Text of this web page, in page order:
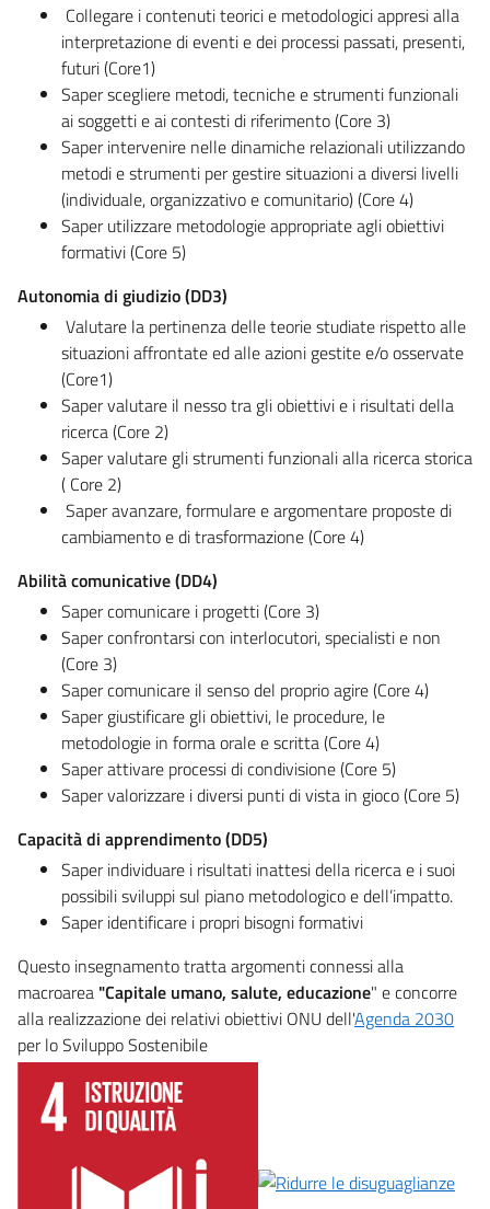
Collegare i contenuti teorici e metodologici appresi alla
interpretazione di eventi e dei processi passati, presenti,
futuri (Core1)
Saper scegliere metodi, tecniche e strumenti funzionali
ai soggetti e ai contesti di riferimento (Core 3)
Saper intervenire nelle dinamiche relazionali utilizzando
metodi e strumenti per gestire situazioni a diversi livelli
(individuale, organizzativo e comunitario) (Core 4)
Saper utilizzare metodologie appropriate agli obiettivi
formativi (Core 5)
Autonomia di giudizio (DD3)
Valutare la pertinenza delle teorie studiate rispetto alle
situazioni affrontate ed alle azioni gestite e/o osservate
(Core1)
Saper valutare il nesso tra gli obiettivi e i risultati della
ricerca (Core 2)
Saper valutare gli strumenti funzionali alla ricerca storica
( Core 2)
Saper avanzare, formulare e argomentare proposte di
cambiamento e di trasformazione (Core 4)
Abilità comunicative (DD4)
Saper comunicare i progetti (Core 3)
Saper confrontarsi con interlocutori, specialisti e non
(Core 3)
Saper comunicare il senso del proprio agire (Core 4)
Saper giustificare gli obiettivi, le procedure, le
metodologie in forma orale e scritta (Core 4)
Saper attivare processi di condivisione (Core 5)
Saper valorizzare i diversi punti di vista in gioco (Core 5)
Capacità di apprendimento (DD5)
Saper individuare i risultati inattesi della ricerca e i suoi
possibili sviluppi sul piano metodologico e dell’impatto.
Saper identificare i propri bisogni formativi
Questo insegnamento tratta argomenti connessi alla
macroarea "Capitale umano, salute, educazione" e concorre
alla realizzazione dei relativi obiettivi ONU dell'Agenda 2030
per lo Sviluppo Sostenibile